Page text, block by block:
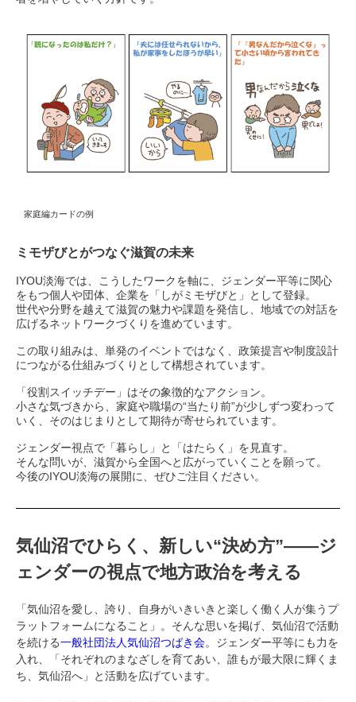
家庭編カードの例
ミモザびとがつなぐ滋賀の未来
IYOU淡海では、こうしたワークを軸に、ジェンダー平等に関心
をもつ個人や団体、企業を「しがミモザびと」として登録。
世代や分野を越えて滋賀の魅力や課題を発信し、地域での対話を
広げるネットワークづくりを進めています。
この取り組みは、単発のイベントではなく、政策提言や制度設計
につながる仕組みづくりとして構想されています。
「役割スイッチデー」はその象徴的なアクション。
小さな気づきから、家庭や職場の“当たり前”が少しずつ変わって
いく、そのはじまりとして期待が寄せられています。
ジェンダー視点で「暮らし」と「はたらく」を見直す。
そんな問いが、滋賀から全国へと広がっていくことを願って。
今後のIYOU淡海の展開に、ぜひご注目ください。
気仙沼でひらく、新しい“決め方”——ジ
ェンダーの視点で地方政治を考える
「気仙沼を愛し、誇り、自身がいきいきと楽しく働く人が集うプ
ラットフォームになること」。そんな思いを掲げ、気仙沼で活動
を続ける一般社団法人気仙沼つばき会。ジェンダー平等にも力を
入れ、「それぞれのまなざしを育てあい、誰もが最大限に輝くま
ち、気仙沼へ」と活動を広げています。